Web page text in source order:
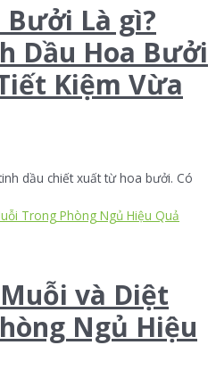
Bưởi Là gì?
Dầu Hoa Bưởi
Kiệm Vừa
dầu chiết xuất từ hoa bưởi. Có
và Diệt
Ngủ Hiệu